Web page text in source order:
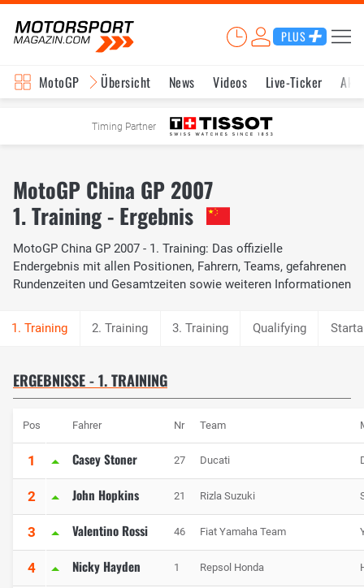
PLUS
MotoGP Übersicht News Videos Live-Ticker
Timing Partner
MotoGP China GP 2007
1. Training - Ergebnis
MotoGP China GP 2007 - 1. Training: Das offizielle
Endergebnis mit allen Positionen, Fahrern, Teams, gefahrenen
Rundenzeiten und Gesamtzeiten sowie weiteren Informationen
2. Training 3. Training Qualifying
ERGEBNISSE - 1. TRAINING
Pos Fahrer Nr Team
1 Casey Stoner 27 Ducati
2 John Hopkins 21 Rizla Suzuki
3 Valentino Rossi 46 Fiat Yamaha Team
4 Nicky Hayden 1 Repsol Honda